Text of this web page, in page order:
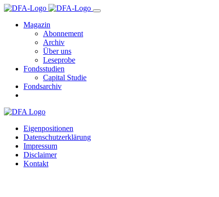
Magazin
Abonnement
Archiv
Über uns
Leseprobe
Fondsstudien
Capital Studie
Fondsarchiv
Eigenpositionen
Datenschutzerklärung
Impressum
Disclaimer
Kontakt